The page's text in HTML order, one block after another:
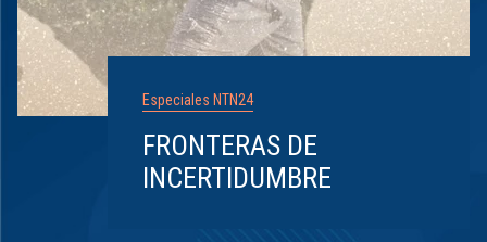
Especiales NTN24
FRONTERAS DE
INCERTIDUMBRE